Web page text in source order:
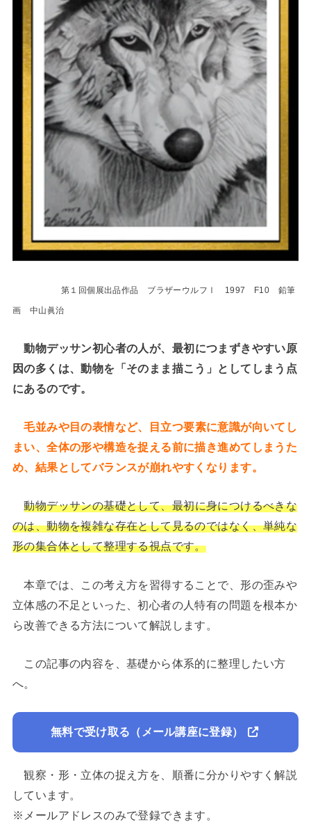
第１回個展出品作品 ブラザーウルフⅠ 1997 F10 鉛筆
画 中山眞治
動物デッサン初心者の人が、最初につまずきやすい原
因の多くは、動物を「そのまま描こう」としてしまう点
にあるのです。
毛並みや目の表情など、目立つ要素に意識が向いてし
まい、全体の形や構造を捉える前に描き進めてしまうた
め、結果としてバランスが崩れやすくなります。
動物デッサンの基礎として、最初に身につけるべきな
のは、動物を複雑な存在として見るのではなく、単純な
形の集合体として整理する視点です。
本章では、この考え方を習得することで、形の歪みや
立体感の不足といった、初心者の人特有の問題を根本か
ら改善できる方法について解説します。
この記事の内容を、基礎から体系的に整理したい方
へ。
無料で受け取る（メール講座に登録）
観察・形・立体の捉え方を、順番に分かりやすく解説
しています。
※メールアドレスのみで登録できます。